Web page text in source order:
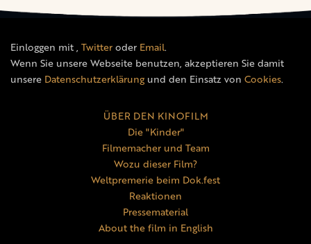
Einloggen mit, Twitteroder Email.
Wenn Sie unsere Webseite benutzen, akzeptieren Sie damit
unsere Datenschutzerklärungund den Einsatz von Cookies.
ÜBER DEN KINOFILM
Die "Kinder"
Filmemacher und Team
Wozu dieser Film?
Weltpremerie beim Dok.fest
Reaktionen
Pressematerial
About the film in English